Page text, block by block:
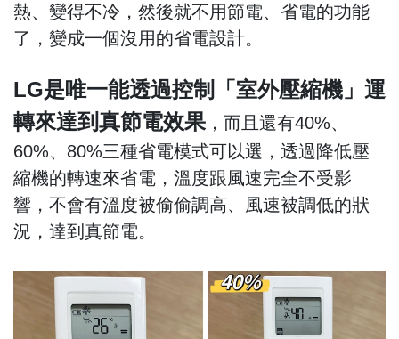
熱、變得不冷，然後就不用節電、省電的功能
了，變成一個沒用的省電設計。
LG是唯一能透過控制「室外壓縮機」運
轉來達到真節電效果 ，而且還有40%、
60%、80%三種省電模式可以選，透過降低壓
縮機的轉速來省電，溫度跟風速完全不受影
響，不會有溫度被偷偷調高、風速被調低的狀
況，達到真節電。